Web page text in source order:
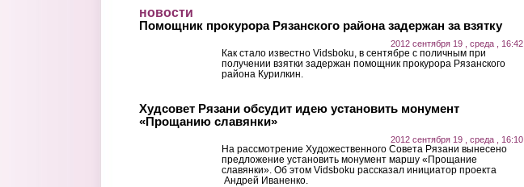
новости
Помощник прокурора Рязанского района задержан за взятку
2012 сентября 19 , среда , 16:42
Как стало известно Vidsboku, в сентябре с поличным при
получении взятки задержан помощник прокурора Рязанского
района Курилкин.
Худсовет Рязани обсудит идею установить монумент
«Прощанию славянки»
2012 сентября 19 , среда , 16:10
На рассмотрение Художественного Совета Рязани вынесено
предложение установить монумент маршу «Прощание
славянки». Об этом Vidsboku рассказал инициатор проекта
Андрей Иваненко.